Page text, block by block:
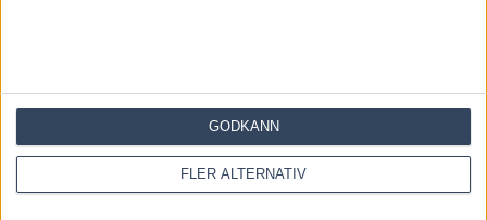
FLER ALTERNATIV
GODKÄNN
Save my name, email, and website in this browser for the